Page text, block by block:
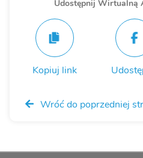
Udostępnij Wirtualną
Kopiuj link
Wróć do poprzedniej